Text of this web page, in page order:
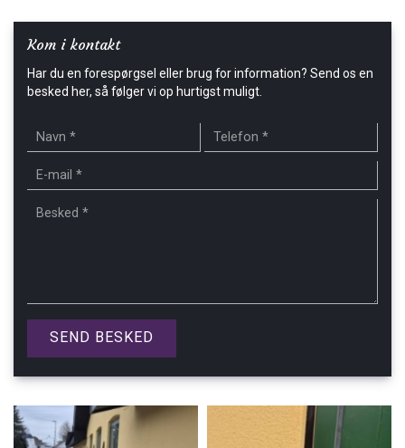
Kom i kontakt
Har du en forespørgsel eller brug for information? Send os en
besked her, så følger vi op hurtigst muligt.